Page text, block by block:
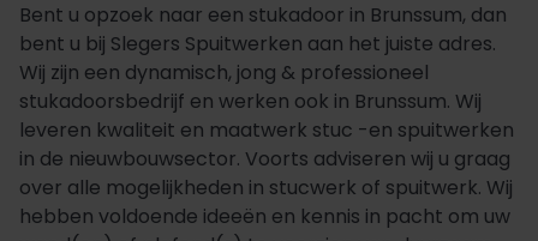
Bent u opzoek naar een stukadoor in Brunssum, dan
bent u bij Slegers Spuitwerken aan het juiste adres.
Wij zijn een dynamisch, jong & professioneel
stukadoorsbedrijf en werken ook in Brunssum. Wij
leveren kwaliteit en maatwerk stuc -en spuitwerken
in de nieuwbouwsector. Voorts adviseren wij u graag
over alle mogelijkheden in stucwerk of spuitwerk. Wij
hebben voldoende ideeën en kennis in pacht om uw